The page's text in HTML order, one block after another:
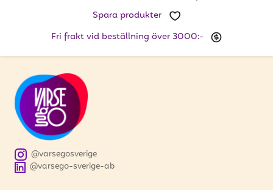
Spara produkter
Fri frakt vid beställning över 3000:-
@varsego-sverige-ab
@varsegosverige